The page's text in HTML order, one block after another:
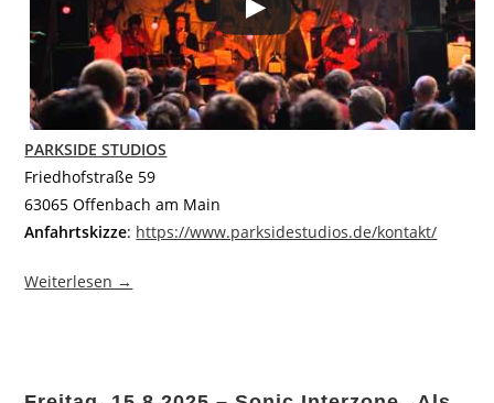
PARKSIDE STUDIOS
Friedhofstraße 59
63065 Offenbach am Main
Anfahrtskizze: https://www.parksidestudios.de/kontakt/
Weiterlesen →